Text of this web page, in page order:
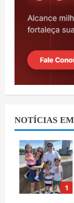
NOTÍCIAS
1